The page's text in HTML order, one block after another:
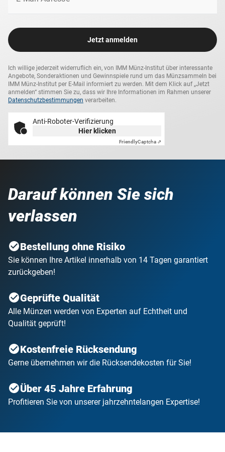
Jetzt anmelden
Ich willige jederzeit widerruflich ein, von IMM Münz-Institut über interessante
Angebote, Sonderaktionen und Gewinnspiele rund um das Münzsammeln bei
IMM Münz-Institut per E-Mail informiert zu werden. Mit dem Klick auf „Jetzt
anmelden“ stimmen Sie zu, dass wir Ihre Informationen im Rahmen unserer
Datenschutzbestimmungen verarbeiten.
Anti-Roboter-Verifizierung
Hier klicken
FriendlyCaptcha ⇗
Darauf können Sie sich
verlassen
Bestellung ohne Risiko
Sie können Ihre Artikel innerhalb von 14 Tagen garantiert
zurückgeben!
Geprüfte Qualität
Alle Münzen werden von Experten auf Echtheit und
Qualität geprüft!
Kostenfreie Rücksendung
Gerne übernehmen wir die Rücksendekosten für Sie!
Über 45 Jahre Erfahrung
Profitieren Sie von unserer jahrzehntelangen Expertise!